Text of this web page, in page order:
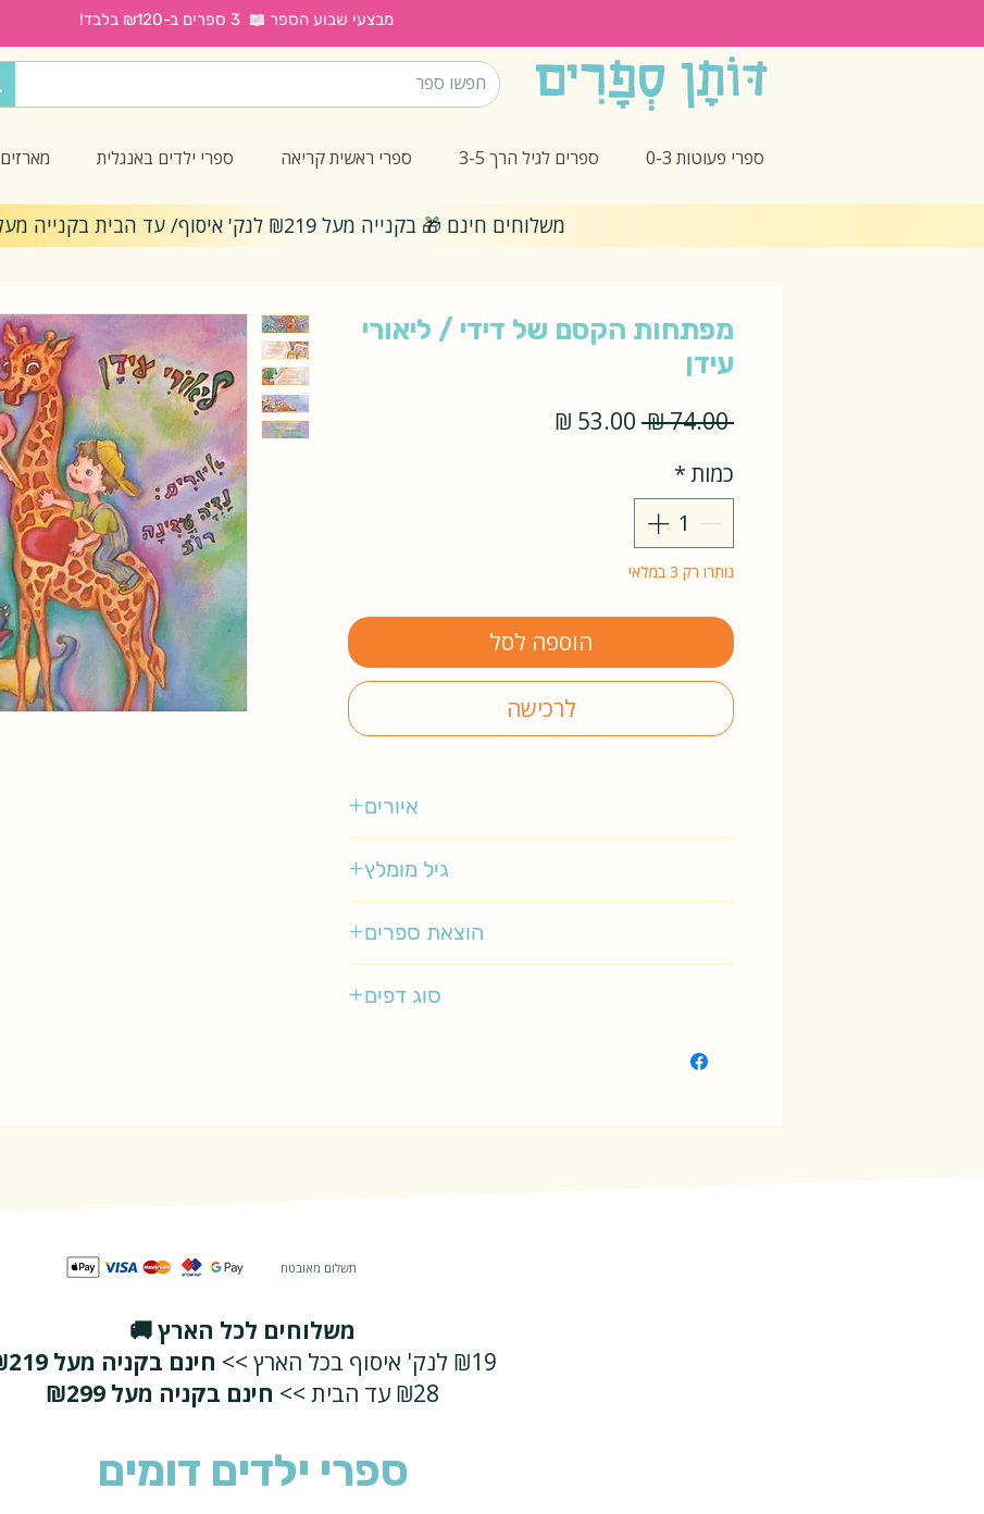
מבצעי שבוע הספר 📖 3 ספרים ב-₪120 בלבד!
ספרי פעוטות 0-3 ספרים לגיל הרך 3-5 ספרי ראשית קריאה ספרי ילדים באנגלית מארזים
משלוחים חינם 🎁 בקנייה מעל ₪219 לנק' איסוף/ עד הבית בקנייה מעל ₪299
מפתחות הקסם של דידי / ליאורי
עידן
‏74.00 ‏₪
מחיר
כמות*
נותרו רק 3 במלאי
הוספה לסל
לרכישה
איורים
גיל מומלץ
הוצאת ספרים
סוג דפים
תשלום מאובטח
משלוחים לכל הארץ 🚚
₪19 לנק' איסוף בכל הארץ >>
חינם בקניה מעל ₪219
₪28 עד הבית >>
חינם בקניה מעל ₪299
ספרי ילדים דומים